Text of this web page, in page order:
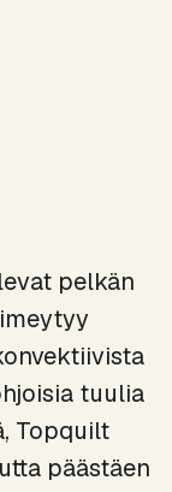
pelkän
tuulia
Topquilt
päästäen